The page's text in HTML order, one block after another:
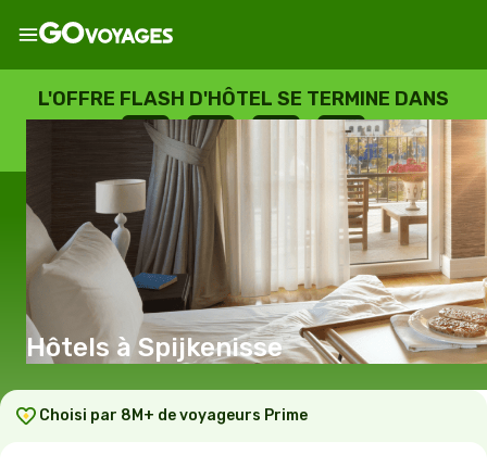
L'OFFRE FLASH D'HÔTEL SE TERMINE DANS
--
JOURS
: --
HEURES
: --
SECONDES
Hôtels à Spijkenisse
Choisi par 8M+ de voyageurs Prime